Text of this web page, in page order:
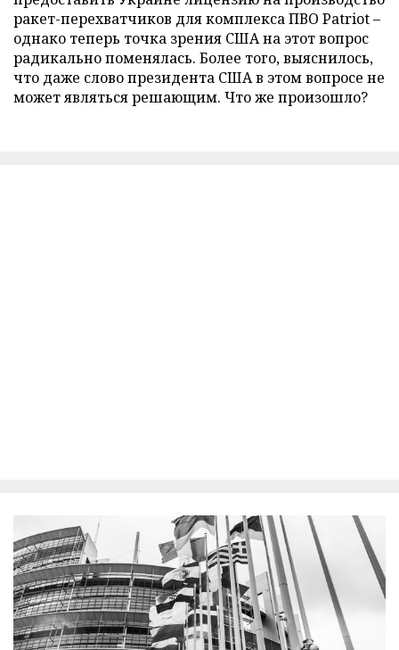
ракет-перехватчиков для комплекса ПВО Patriot –
однако теперь точка зрения США на этот вопрос
радикально поменялась. Более того, выяснилось,
что даже слово президента США в этом вопросе не
может являться решающим. Что же произошло?